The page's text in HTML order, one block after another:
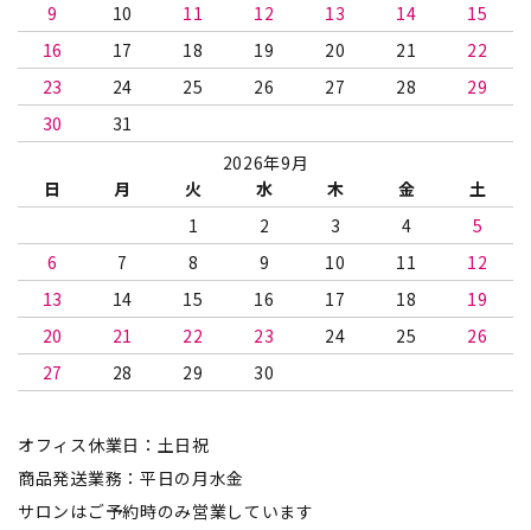
9
10 11 12 13 14
15
16
17 18 19 20 21
22
23
24 25 26 27 28
29
30
31
2026年9月
日
月 火 水 木 金
土
1
2 3 4
5
6
7 8 9 10 11
12
13
14 15 16 17 18
19
20
21 22 23 24 25
26
27
28 29 30
オフィス休業日：土日祝
商品発送業務：平日の月水金
サロンはご予約時のみ営業しています